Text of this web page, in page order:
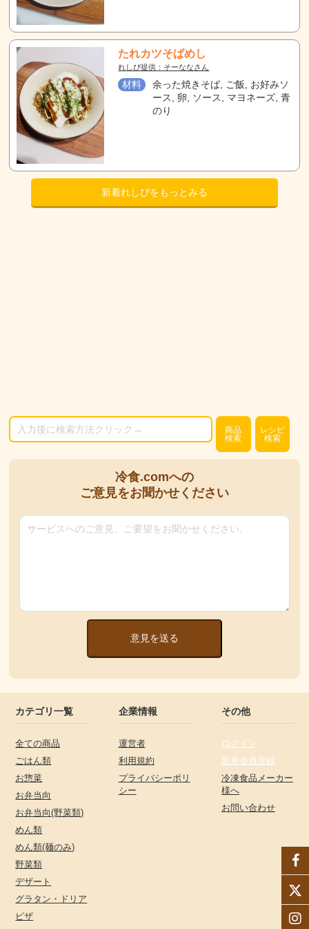
たれカツそばめし
れしぴ提供：そーななさん
材料
余った焼きそば, ご飯, お好みソ
ース, 卵, ソース, マヨネーズ, 青
のり
新着れしぴをもっとみる
商品
検索
レシピ
検索
冷食.comへの
ご意見をお聞かせください
意見を送る
カテゴリ一覧
全ての商品
ごはん類
お惣菜
お弁当向
お弁当向(野菜類)
めん類
めん類(麺のみ)
野菜類
デザート
グラタン・ドリア
ピザ
企業情報
運営者
利用規約
プライバシーポリ
シー
その他
ログイン
新規会員登録
冷凍食品メーカー
様へ
お問い合わせ